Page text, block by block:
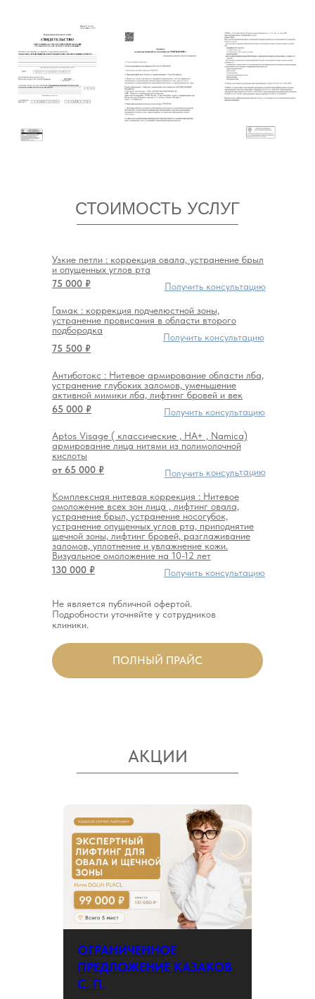
СТОИМОСТЬ УСЛУГ
Узкие петли : коррекция овала, устранение брыл
и опущенных углов рта
75 000 ₽
Получить консультацию
Антиботокс : Нитевое армирование области лба,
устранение глубоких заломов, уменьшение
активной мимики лба, лифтинг бровей и век
65 000 ₽
Получить консультацию
Aptos Visage ( классические , НА+ , Namica)
армирование лица нитями из полимолочной
кислоты
от 65 000 ₽
Получить консультацию
Гамак : коррекция подчелюстной зоны,
устранение провисания в области второго
подбородка
75 500 ₽
Получить консультацию
Не является публичной офертой.
Подробности уточняйте у сотрудников
клиники.
ПОЛНЫЙ ПРАЙС
Комплексная нитевая коррекция : Нитевое
омоложение всех зон лица , лифтинг овала,
устранение брыл, устранение носогубок,
устранение опущенных углов рта, приподнятие
щечной зоны, лифтинг бровей, разглаживание
заломов, уплотнение и увлажнение кожи.
Визуальное омоложение на 10-12 лет
130 000 ₽
Получить консультацию
АКЦИИ
ОГРАНИЧЕННОЕ
ПРЕДЛОЖЕНИЕ КАЗАКОВ
С. П.
ОНЛАЙН ЗАПИСЬ